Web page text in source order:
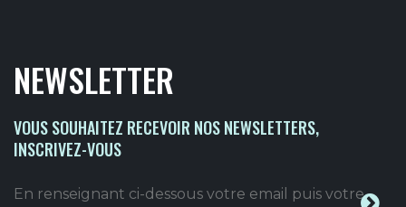
NEWSLETTER
VOUS SOUHAITEZ RECEVOIR NOS NEWSLETTERS,
INSCRIVEZ-VOUS
En renseignant ci-dessous votre email puis votre